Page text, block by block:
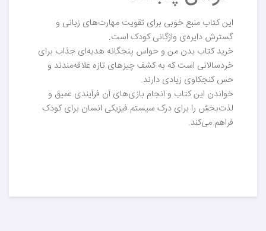
این کتاب منبع خوبی برای تقویت مهارت‌های زبانی و
گسترش دایره‌ی واژگانی کودک است.
خرید کتاب بدن من و حواس پنجگانه هدیه‌ای جذاب برای
خردسالانی است که به کشف چیزهای تازه علاقه‌مندند و
حس کنجکاوی زیادی دارند.
خواندن این کتاب و انجام بازی‌های آن فرآیندی عمیق و
لذت‌بخش را برای درک سیستم فیزیکی انسان برای کودک
فراهم می‌کند.